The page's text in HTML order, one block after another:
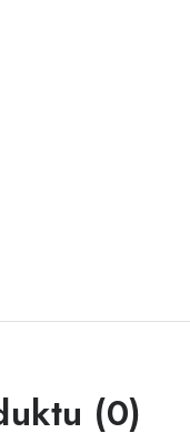
(0)